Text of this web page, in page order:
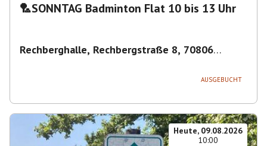
🏸SONNTAG Badminton Flat 10 bis 13 Uhr
Rechberghalle, Rechbergstraße 8, 70806
AUSGEBUCHT
Heute, 09.08.2026
10:00